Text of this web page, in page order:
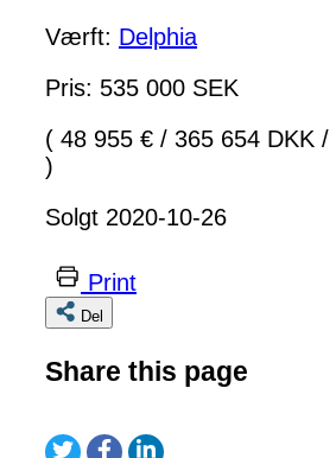
Værft: Delphia
Pris: 535 000 SEK
( 48 955 € / 365 654 DKK /
)
Solgt 2020-10-26
Print
Del
Share this page